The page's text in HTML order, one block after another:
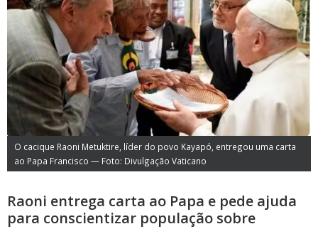
O cacique Raoni Metuktire, líder do povo Kayapó, entregou uma carta
ao Papa Francisco — Foto: Divulgação Vaticano
Raoni entrega carta ao Papa e pede ajuda
para conscientizar população sobre